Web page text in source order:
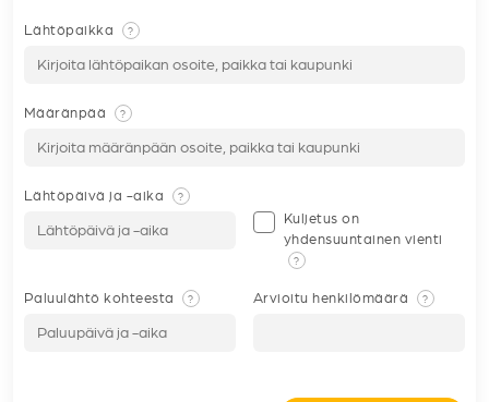
Lähtöpaikka ?
Määränpää ?
Lähtöpäivä ja -aika ?
Kuljetus on
yhdensuuntainen vienti
?
Paluulähtö kohteesta ? Arvioitu henkilömäärä ?